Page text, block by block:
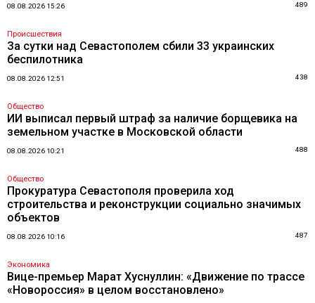
08.08.2026 15:26 489
Происшествия
За сутки над Севастополем сбили 33 украинских
беспилотника
08.08.2026 12:51 438
Общество
ИИ выписал первый штраф за наличие борщевика на
земельном участке в Московской области
08.08.2026 10:21 488
Общество
Прокуратура Севастополя проверила ход
строительства и реконструкции социально значимых
объектов
08.08.2026 10:16 487
Экономика
Вице-премьер Марат Хуснуллин: «Движение по трассе
«Новороссия» в целом восстановлено»